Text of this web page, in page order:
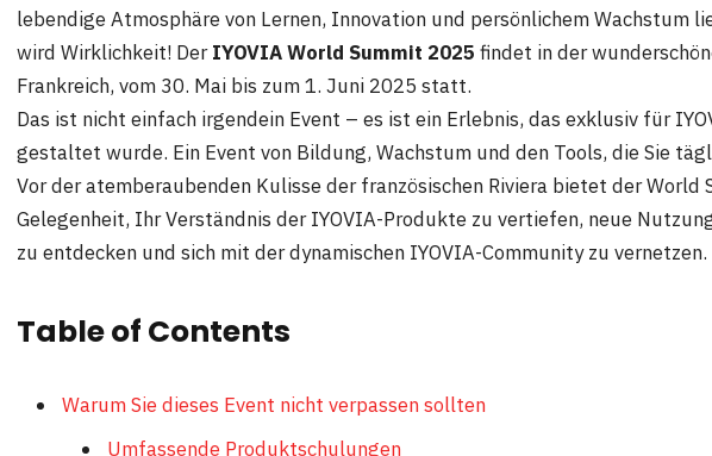
lebendige Atmosphäre von Lernen, Innovation und persönlichem Wachstum
wird Wirklichkeit! DerIYOVIA World Summit 2025 findet in der
Frankreich, vom 30. Mai bis zum 1. Juni 2025 statt.
Das ist nicht einfach irgendein Event – es ist ein Erlebnis, das exklusiv für
gestaltet wurde. Ein Event von Bildung, Wachstum und den Tools, die Sie
Vor der atemberaubenden Kulisse der französischen Riviera bietet der World
Gelegenheit, Ihr Verständnis der IYOVIA-Produkte zu vertiefen, neue
zu entdecken und sich mit der dynamischen IYOVIA-Community zu vernetzen.
Table of Contents
Warum Sie dieses Event nicht verpassen sollten
Umfassende Produktschulungen